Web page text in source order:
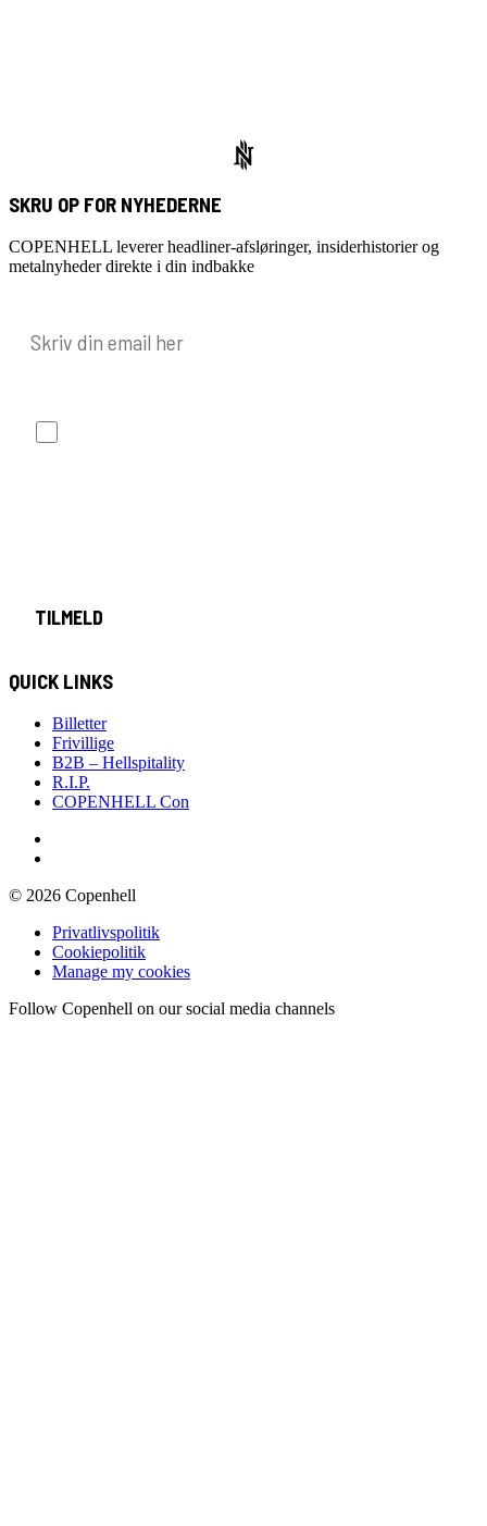
SKRU OP FOR NYHEDERNE
COPENHELL leverer headliner-afsløringer, insiderhistorier og
metalnyheder direkte i din indbakke
TILMELD
QUICK LINKS
Billetter
Frivillige
B2B – Hellspitality
R.I.P.
COPENHELL Con
© 2026 Copenhell
Privatlivspolitik
Cookiepolitik
Manage my cookies
Follow Copenhell on our social media channels